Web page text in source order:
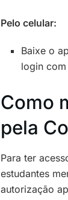
Pelo celular:
Baixe o
login
Como
pela
Para ter
estudantes
autorização